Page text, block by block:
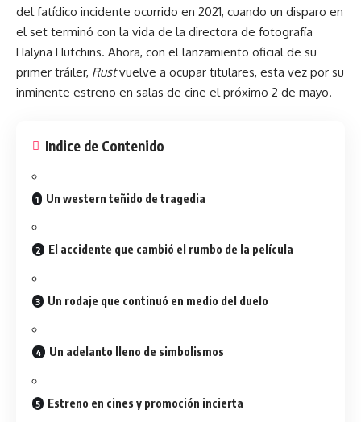
del fatídico incidente ocurrido en 2021, cuando un disparo en
el set terminó con la vida de la directora de fotografía
Halyna Hutchins. Ahora, con el lanzamiento oficial de su
primer tráiler, Rustvuelve a ocupar titulares, esta vez por su
inminente estreno en salas de cine el próximo 2 de mayo.
Indice de Contenido
Un western teñido de tragedia
El accidente que cambió el rumbo de la película
Un rodaje que continuó en medio del duelo
Un adelanto lleno de simbolismos
Estreno en cines y promoción incierta